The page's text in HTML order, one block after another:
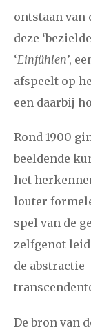
ontstaan van
deze
‘Einfühlen’,
afspeelt op
een daarbij
Rond 1900
beeldende
het
louter
spel van de
zelfgenot
de abstractie
De bron van